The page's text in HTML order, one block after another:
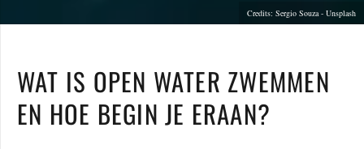
Credits: Sergio Souza - Unsplash
WAT IS OPEN WATER ZWEMMEN
EN HOE BEGIN JE ERAAN?